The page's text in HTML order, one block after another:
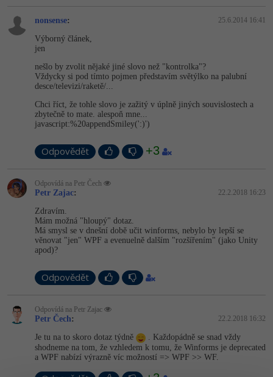
ASP.NET MVC
Best practices
3D grafik
Projektový manažer
Copywriter
WordPress specialista
SEO specialista
VB.NET
SQL
Návrh SW
Algoritmy -41%
Umělá inteligence (AI) -10%
Pro děti
Více
Fórum
Kurzy e-commerce
Digitální gramotnost
Kurzy designu
HTML/CSS
Photoshop -80%
Příběhy absolventů
nonsense: 25.6.2014 16:41
Výborný článek,
jen
nešlo by zvolit nějaké jiné slovo než "kontrolka"?
Vždycky si pod tímto pojmen představím světýlko na palubní
desce/televizi/ra­ketě/...
Chci říct, že tohle slovo je zažitý v úplně jiných souvislostech a
zbytečně to mate. alespoň mne...
javascript:%20ap­pendSmiley(':)')
Odpovědět +3
Odpovídá na Petr Čech
Petr Zajac: 22.2.2018 16:23
Zdravím.
Mám možná "hloupý" dotaz.
Má smysl se v dnešní době učit winforms, nebylo by lepší se
věnovat "jen" WPF a evenuelně dalším "rozšířením" (jako Unity
apod)?
Odpovědět
Odpovídá na Petr Zajac
Petr Čech: 22.2.2018 16:32
Je tu na to skoro dotaz týdně
. Každopádně se snad vždy
shodneme na tom, že vzhledem k tomu, že Winforms je deprecated
a WPF nabízí výrazně víc možností => WPF >> WF.